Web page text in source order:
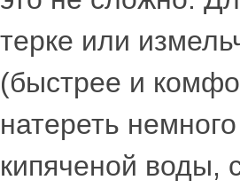
терке или
(быстрее и
натереть
кипяченой воды,